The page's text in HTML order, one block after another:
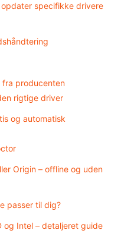
specifikke drivere
producenten
rigtige driver
og automatisk
Origin – offline og uden
passer til dig?
og Intel – detaljeret guide